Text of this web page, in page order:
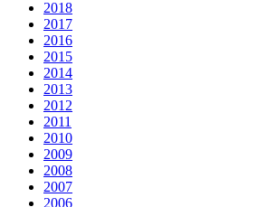
2018
2017
2016
2015
2014
2013
2012
2011
2010
2009
2008
2007
2006